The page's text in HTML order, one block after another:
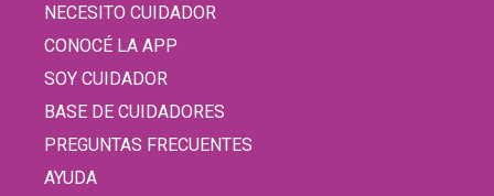
NECESITO CUIDADOR
CONOCÉ LA APP
SOY CUIDADOR
BASE DE CUIDADORES
PREGUNTAS FRECUENTES
AYUDA